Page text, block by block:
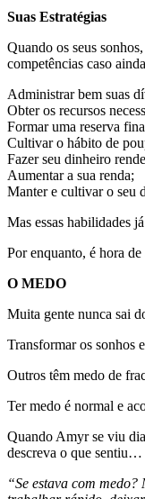
Suas Estratégias
Quando os seus
competências caso
Administrar bem suas
Obter os recursos
Formar uma reserva
Cultivar o hábito de
Fazer seu dinheiro
Aumentar a sua renda;
Manter e cultivar o seu
Mas essas habilidades
Por enquanto, é hora
O MEDO
Muita gente nunca sai
Transformar os sonhos
Outros têm medo de
Ter medo é normal e
Quando Amyr se viu
descreva o que sentiu…
“Se estava com